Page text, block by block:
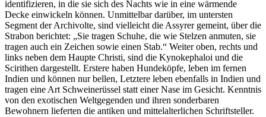
identifizieren, in die sie sich des Nachts wie in eine wärmende
Decke einwickeln können. Unmittelbar darüber, im untersten
Segment der Archivolte, sind vielleicht die Assyrer gemeint, über die
Strabon berichtet: „Sie tragen Schuhe, die wie Stelzen anmuten, sie
tragen auch ein Zeichen sowie einen Stab.“ Weiter oben, rechts und
links neben dem Haupte Christi, sind die Kynokephaloi und die
Scirithen dargestellt. Erstere haben Hundeköpfe, leben im fernen
Indien und können nur bellen, Letztere leben ebenfalls in Indien und
tragen eine Art Schweinerüssel statt einer Nase im Gesicht. Kenntnis
von den exotischen Weltgegenden und ihren sonderbaren
Bewohnern lieferten die antiken und mittelalterlichen Schriftsteller.